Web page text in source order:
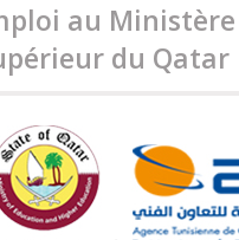
au
du Qatar